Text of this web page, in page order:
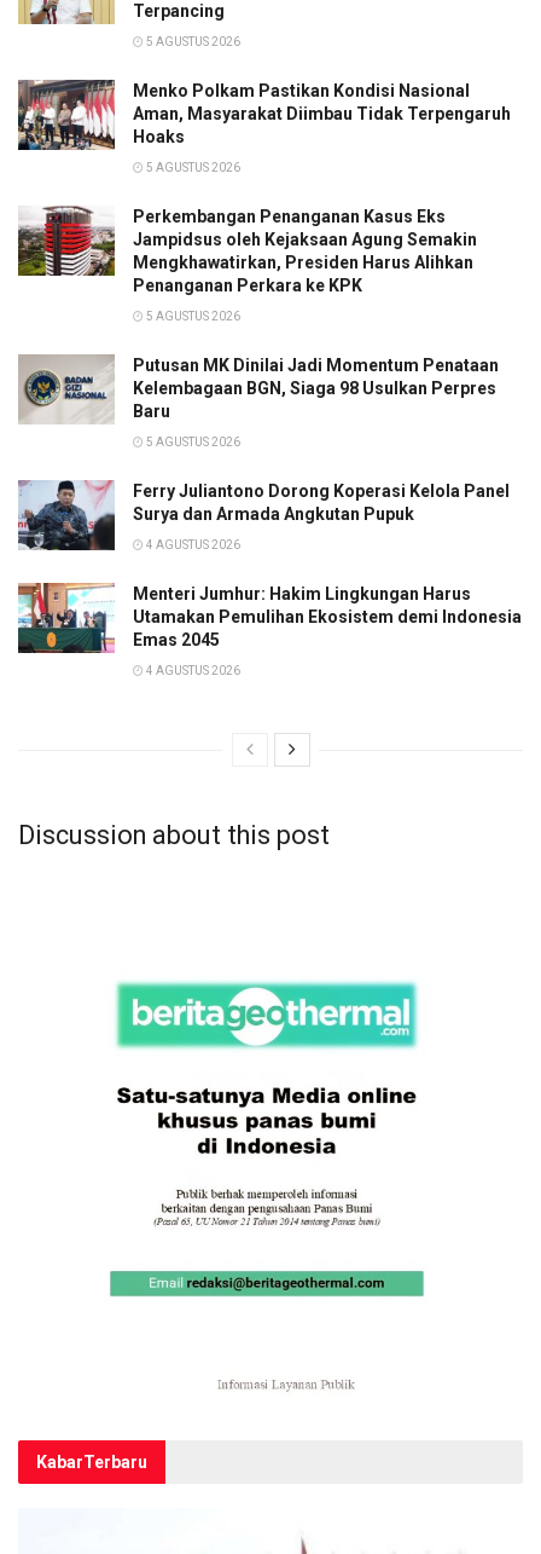
Terpancing
5 AGUSTUS 2026
Menko Polkam Pastikan Kondisi Nasional
Aman, Masyarakat Diimbau Tidak Terpengaruh
Hoaks
5 AGUSTUS 2026
Perkembangan Penanganan Kasus Eks
Jampidsus oleh Kejaksaan Agung Semakin
Mengkhawatirkan, Presiden Harus Alihkan
Penanganan Perkara ke KPK
5 AGUSTUS 2026
Putusan MK Dinilai Jadi Momentum Penataan
Kelembagaan BGN, Siaga 98 Usulkan Perpres
Baru
5 AGUSTUS 2026
Ferry Juliantono Dorong Koperasi Kelola Panel
Surya dan Armada Angkutan Pupuk
4 AGUSTUS 2026
Menteri Jumhur: Hakim Lingkungan Harus
Utamakan Pemulihan Ekosistem demi Indonesia
Emas 2045
4 AGUSTUS 2026
Discussion about this post
KabarTerbaru